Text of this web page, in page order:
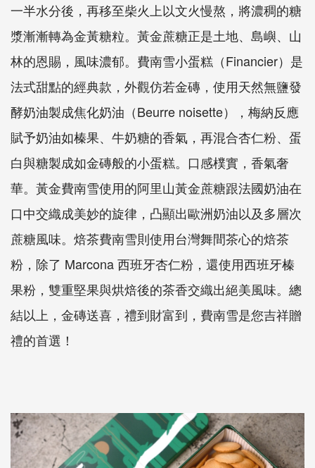
一半水分後，再移至柴火上以文火慢熬，將濃稠的糖
漿漸漸轉為金黃糖粒。黃金蔗糖正是土地、島嶼、山
林的恩賜，風味濃郁。費南雪小蛋糕（Financier）是
法式甜點的經典款，外觀仿若金磚，使用天然無鹽發
酵奶油製成焦化奶油（Beurre noisette），梅納反應
賦予奶油如榛果、牛奶糖的香氣，再混合杏仁粉、蛋
白與糖製成如金磚般的小蛋糕。口感樸實，香氣奢
華。黃金費南雪使用的阿里山黃金蔗糖跟法國奶油在
口中交織成美妙的旋律，凸顯出歐洲奶油以及多層次
蔗糖風味。焙茶費南雪則使用台灣舞間茶心的焙茶
粉，除了 Marcona 西班牙杏仁粉，還使用西班牙榛
果粉，雙重堅果與烘焙後的茶香交織出絕美風味。總
結以上，金磚送喜，禮到財富到，費南雪是您吉祥贈
禮的首選！